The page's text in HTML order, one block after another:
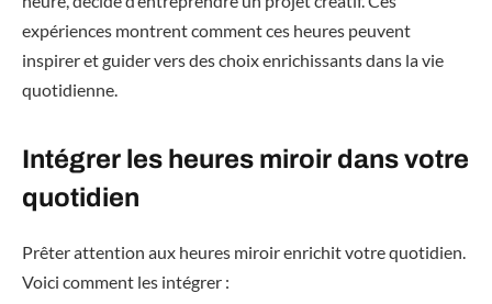
expériences montrent comment ces heures peuvent
inspirer et guider vers des choix enrichissants dans la vie
quotidienne.
Intégrer les heures miroir dans votre
quotidien
Prêter attention aux heures miroir enrichit votre quotidien.
Voici comment les intégrer :